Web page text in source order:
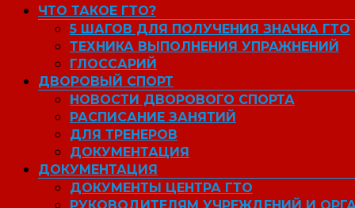
ЧТО ТАКОЕ ГТО?
5 ШАГОВ ДЛЯ ПОЛУЧЕНИЯ ЗНАЧКА ГТО
ТЕХНИКА ВЫПОЛНЕНИЯ УПРАЖНЕНИЙ
ГЛОССАРИЙ
ДВОРОВЫЙ СПОРТ
НОВОСТИ ДВОРОВОГО СПОРТА
РАСПИСАНИЕ ЗАНЯТИЙ
ДЛЯ ТРЕНЕРОВ
ДОКУМЕНТАЦИЯ
ДОКУМЕНТАЦИЯ
ДОКУМЕНТЫ ЦЕНТРА ГТО